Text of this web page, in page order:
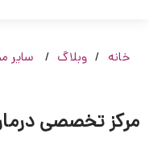
خانه وبلاگ سایر
مرکز تخصصی